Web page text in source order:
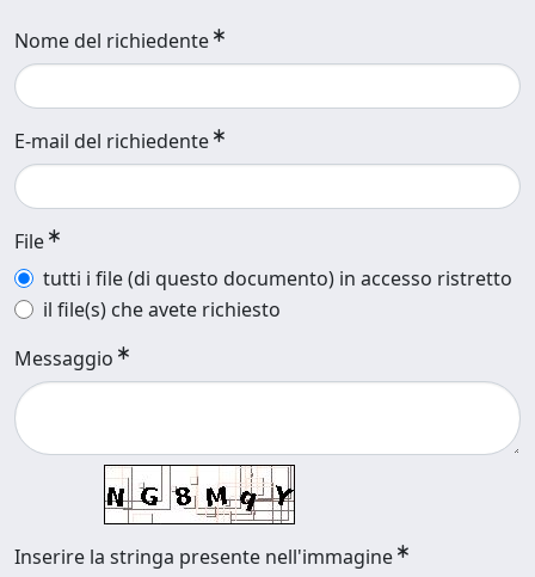
Nome del richiedente
E-mail del richiedente
File
tutti i file (di questo documento) in accesso ristretto
il file(s) che avete richiesto
Messaggio
Inserire la stringa presente nell'immagine